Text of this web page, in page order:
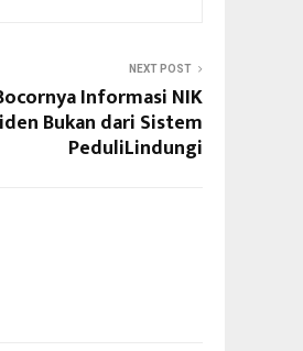
NEXT POST
Informasi NIK
Bukan dari Sistem
PeduliLindungi